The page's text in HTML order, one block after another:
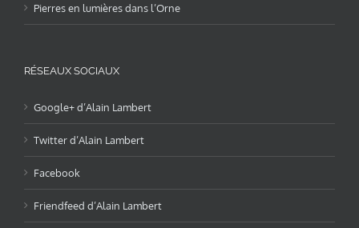
Pierres en lumières dans l’Orne
RÉSEAUX SOCIAUX
Google+ d’Alain Lambert
Twitter d’Alain Lambert
Facebook
Friendfeed d’Alain Lambert